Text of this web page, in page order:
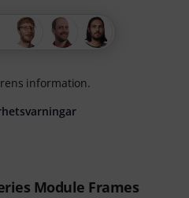
Module Frames
information.